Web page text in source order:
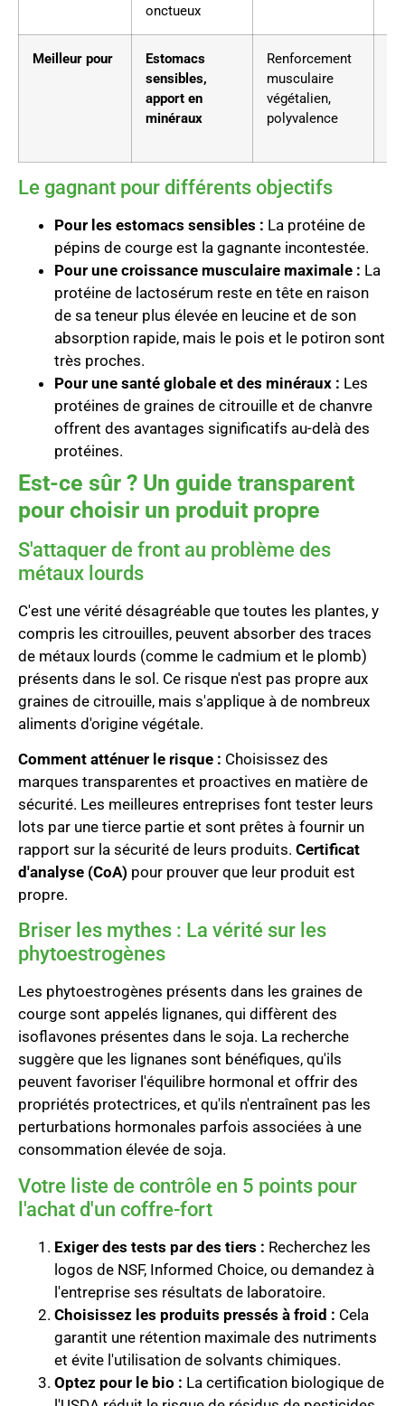
onctueux
Meilleur pour
Estomacs
sensibles,
apport en
minéraux
Renforcement
musculaire
végétalien,
polyvalence
Le gagnant pour différents objectifs
Pour les estomacs sensibles : La protéine de
pépins de courge est la gagnante incontestée.
Pour une croissance musculaire maximale : La
protéine de lactosérum reste en tête en raison
de sa teneur plus élevée en leucine et de son
absorption rapide, mais le pois et le potiron sont
très proches.
Pour une santé globale et des minéraux : Les
protéines de graines de citrouille et de chanvre
offrent des avantages significatifs au-delà des
protéines.
Est-ce sûr ? Un guide transparent
pour choisir un produit propre
S'attaquer de front au problème des
métaux lourds
C'est une vérité désagréable que toutes les plantes, y
compris les citrouilles, peuvent absorber des traces
de métaux lourds (comme le cadmium et le plomb)
présents dans le sol. Ce risque n'est pas propre aux
graines de citrouille, mais s'applique à de nombreux
aliments d'origine végétale.
Comment atténuer le risque : Choisissez des
marques transparentes et proactives en matière de
sécurité. Les meilleures entreprises font tester leurs
lots par une tierce partie et sont prêtes à fournir un
rapport sur la sécurité de leurs produits. Certificat
d'analyse (CoA) pour prouver que leur produit est
propre.
Briser les mythes : La vérité sur les
phytoestrogènes
Les phytoestrogènes présents dans les graines de
courge sont appelés lignanes, qui diffèrent des
isoflavones présentes dans le soja. La recherche
suggère que les lignanes sont bénéfiques, qu'ils
peuvent favoriser l'équilibre hormonal et offrir des
propriétés protectrices, et qu'ils n'entraînent pas les
perturbations hormonales parfois associées à une
consommation élevée de soja.
Votre liste de contrôle en 5 points pour
l'achat d'un coffre-fort
Exiger des tests par des tiers : Recherchez les
logos de NSF, Informed Choice, ou demandez à
l'entreprise ses résultats de laboratoire.
Choisissez les produits pressés à froid : Cela
garantit une rétention maximale des nutriments
et évite l'utilisation de solvants chimiques.
Optez pour le bio : La certification biologique de